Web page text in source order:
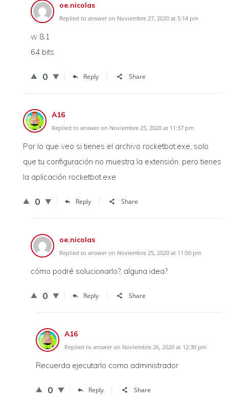
oe.nicolas
Replied to answer on Noviembre 27, 2020 at 5:14 pm
w 8.1
64 bits
0 Reply Share
A16
Replied to answer on Noviembre 25, 2020 at 11:37 pm
Por lo que veo si tienes el archivo rocketbot.exe, solo
que tu configuración no muestra la extensión, pero tienes
la aplicación rocketbot.exe
0 Reply Share
oe.nicolas
Replied to answer on Noviembre 25, 2020 at 11:50 pm
cómo podré solucionarlo?, alguna idea?
0 Reply Share
A16
Replied to answer on Noviembre 26, 2020 at 12:30 pm
Recuerda ejecutarlo como administrador
0 Reply Share